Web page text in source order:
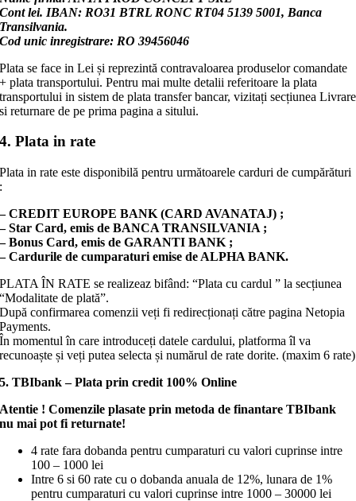
Cont lei. IBAN: RO31 BTRL RONC RT04 5139 5001, Banca
Transilvania.
Cod unic inregistrare: RO 39456046
Plata se face in Lei și reprezintă contravaloarea produselor comandate
+ plata transportului. Pentru mai multe detalii referitoare la plata
transportului in sistem de plata transfer bancar, vizitați secțiunea Livrare
si returnare de pe prima pagina a sitului.
4. Plata in rate
Plata in rate este disponibilă pentru următoarele carduri de cumpărături
:
– CREDIT EUROPE BANK (CARD AVANATAJ) ;
– Star Card, emis de BANCA TRANSILVANIA ;
– Bonus Card, emis de GARANTI BANK ;
– Cardurile de cumparaturi emise de ALPHA BANK.
PLATA ÎN RATE se realizeaz bifând: “Plata cu cardul ” la secțiunea
“Modalitate de plată”.
După confirmarea comenzii veți fi redirecționați către pagina Netopia
Payments.
În momentul în care introduceți datele cardului, platforma îl va
recunoaște și veți putea selecta și numărul de rate dorite. (maxim 6 rate)
5. TBIbank– Plata prin credit 100% Online
Atentie ! Comenzile plasate prin metoda de finantare TBIbank
nu mai pot fi returnate!
4 rate fara dobanda pentru cumparaturi cu valori cuprinse intre
100 – 1000 lei
Intre 6 si 60 rate cu o dobanda anuala de 12%, lunara de 1%
pentru cumparaturi cu valori cuprinse intre 1000 – 30000 lei